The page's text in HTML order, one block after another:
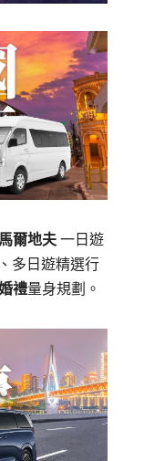
爾地夫一日遊
多日遊精選行
禮量身規劃。